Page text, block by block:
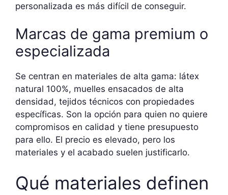
personalizada es más difícil de conseguir.
Marcas de gama premium o
especializada
Se centran en materiales de alta gama: látex
natural 100%, muelles ensacados de alta
densidad, tejidos técnicos con propiedades
específicas. Son la opción para quien no quiere
compromisos en calidad y tiene presupuesto
para ello. El precio es elevado, pero los
materiales y el acabado suelen justificarlo.
Qué materiales definen